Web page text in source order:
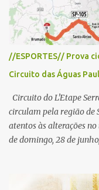
s
//ESPORTES// Prova
Circuito das Águas
Circuito do L'Etape
circulam pela região de
atentos às alterações
de domingo, 28 de
reunirá atletas de